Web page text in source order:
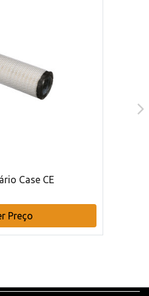
Case CE
Preço